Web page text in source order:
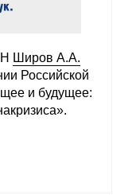
Широв А.А.
Российской
и будущее: